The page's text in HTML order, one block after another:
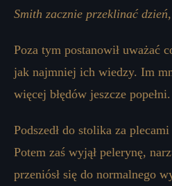
Smith zacznie przeklinać
Poza tym postanowił uważać
jak najmniej ich wiedzy. Im
więcej błędów jeszcze popełni.
Podszedł do stolika za
Potem zaś wyjął pelerynę,
przeniósł się do normalnego